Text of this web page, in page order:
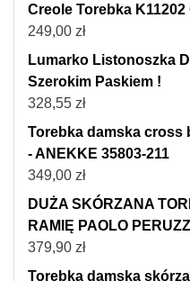
Creole Torebka K11202
249,00 zł
Lumarko Listonoszka
Szerokim Paskiem !
328,55 zł
Torebka damska cross
- ANEKKE 35803-211
349,00 zł
DUŻA SKÓRZANA
RAMIĘ PAOLO
379,90 zł
Torebka damska